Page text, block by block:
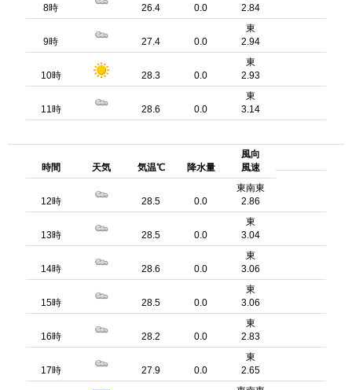
8時 26.4 0.0
2.84
9時 27.4 0.0
東
2.94
10時 28.3 0.0
東
2.93
11時 28.6 0.0
東
3.14
時間 天気 気温℃ 降水量
風向
風速
12時 28.5 0.0
東南東
2.86
13時 28.5 0.0
東
3.04
14時 28.6 0.0
東
3.06
15時 28.5 0.0
東
3.06
16時 28.2 0.0
東
2.83
17時 27.9 0.0
東
2.65